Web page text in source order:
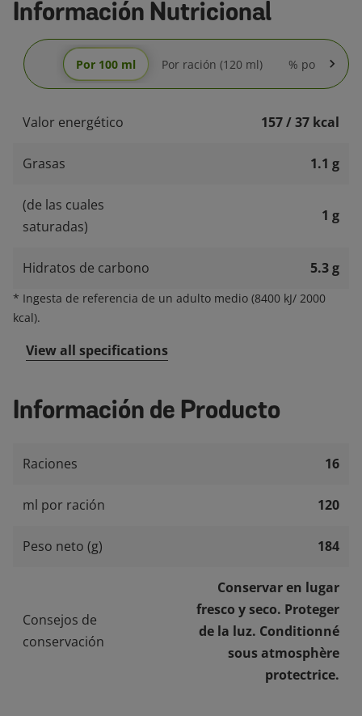
Información Nutricional
Por 100 ml Por ración (120 ml) % por ración
Valor energético 157 / 37 kcal
Grasas 1.1 g
(de las cuales
saturadas)
1 g
Hidratos de carbono 5.3 g
* Ingesta de referencia de un adulto medio (8400 kJ/ 2000
kcal).
View all specifications
Información de Producto
Raciones 16
ml por ración 120
Peso neto (g) 184
Consejos de
conservación
Conservar en lugar
fresco y seco. Proteger
de la luz. Conditionné
sous atmosphère
protectrice.